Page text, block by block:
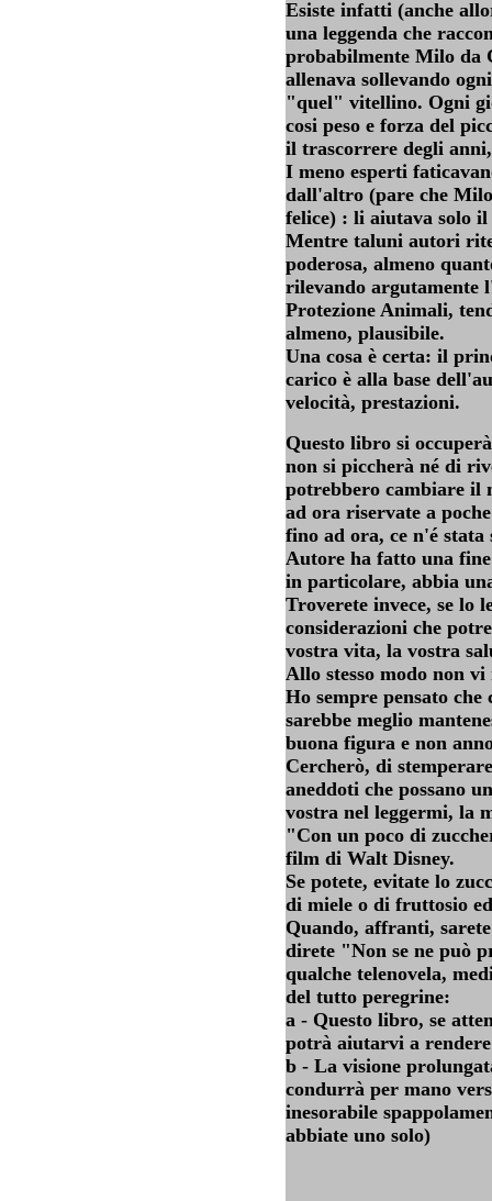
Esiste infatti (anche
una leggenda che
probabilmente Milo da
allenava sollevando
"quel" vitellino. Ogni
cosi peso e forza del
il trascorrere degli
I meno esperti
dall'altro (pare che
felice) : li aiutava solo
Mentre taluni autori
poderosa, almeno
rilevando argutamente
Protezione Animali,
almeno, plausibile.
Una cosa è certa: il
carico è alla base
velocità, prestazioni.
Questo libro si
non si piccherà né di
potrebbero cambiare il
ad ora riservate a
fino ad ora, ce n'é
Autore ha fatto una
in particolare, abbia
Troverete invece, se lo
considerazioni che
vostra vita, la vostra
Allo stesso modo non
Ho sempre pensato che
sarebbe meglio
buona figura e non
Cercherò, di
aneddoti che possano
vostra nel leggermi, la
"Con un poco di
film di Walt Disney.
Se potete, evitate lo
di miele o di fruttosio
Quando, affranti,
direte "Non se ne può
qualche telenovela,
del tutto peregrine:
a - Questo libro, se
potrà aiutarvi a
b - La visione
condurrà per mano
inesorabile
abbiate uno solo)